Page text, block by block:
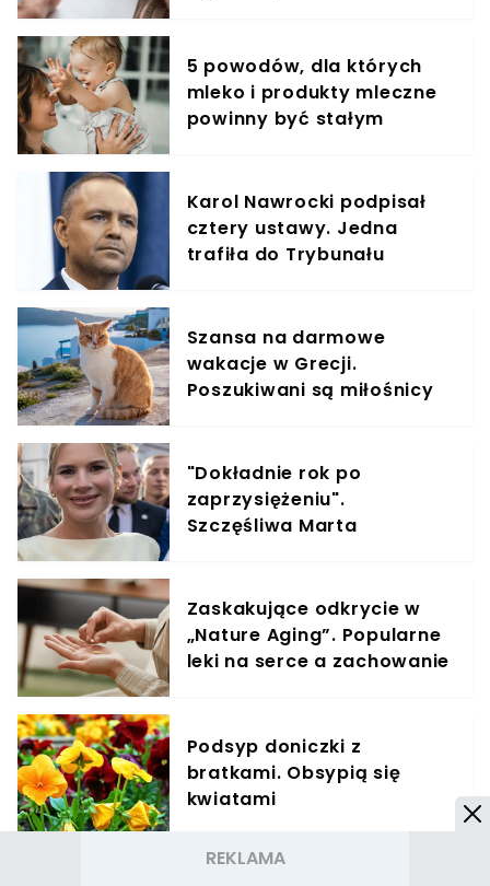
5 powodów, dla których
mleko i produkty mleczne
powinny być stałym
Karol Nawrocki podpisał
cztery ustawy. Jedna
trafiła do Trybunału
Szansa na darmowe
wakacje w Grecji.
Poszukiwani są miłośnicy
"Dokładnie rok po
zaprzysiężeniu".
Szczęśliwa Marta
Zaskakujące odkrycie w
„Nature Aging”. Popularne
leki na serce a zachowanie
Podsyp doniczki z
bratkami. Obsypią się
kwiatami